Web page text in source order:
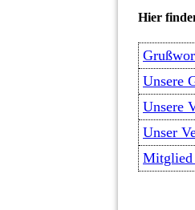
Hier
Unsere
Unsere
Unser
Mitglied